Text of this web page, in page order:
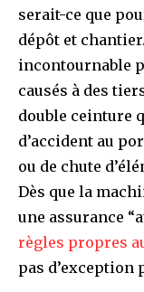
serait-ce que
dépôt et
incontournable
causés à des
double ceinture
d’accident au
ou de chute
Dès que la
une assurance
règles propres
pas d’exception